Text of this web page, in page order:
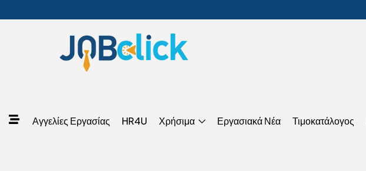
Αγγελίες Εργασίας HR4U Χρήσιμα Εργασιακά Νέα Τιμοκατάλογος